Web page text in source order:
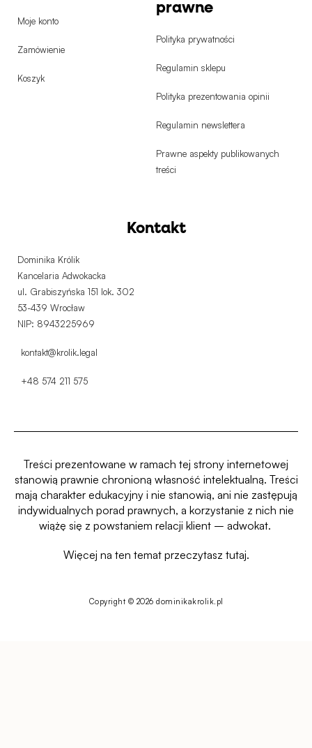
Moje konto
Zamówienie
Koszyk
prawne
Polityka prywatności
Regulamin sklepu
Polityka prezentowania opinii
Regulamin newslettera
Prawne aspekty publikowanych
treści
Kontakt
Dominika Królik
Kancelaria Adwokacka
ul. Grabiszyńska 151 lok. 302
53-439 Wrocław
NIP: 8943225969
kontakt@krolik.legal
+48 574 211 575
Treści prezentowane w ramach tej strony internetowej
stanowią prawnie chronioną własność intelektualną. Treści
mają charakter edukacyjny i nie stanowią, ani nie zastępują
indywidualnych porad prawnych, a korzystanie z nich nie
wiążę się z powstaniem relacji klient – adwokat.
Więcej na ten temat przeczytasz tutaj.
Copyright © 2026 dominikakrolik.pl